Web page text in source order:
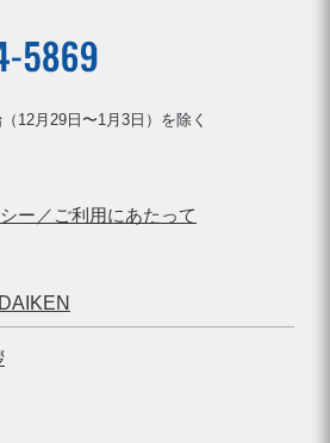
12月29日〜1月3日）を除く
ー／ご利用にあたって